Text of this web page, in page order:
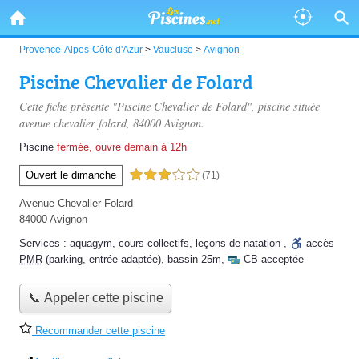
Provence-Alpes-Côte d'Azur > Vaucluse > Avignon
Piscine Chevalier de Folard
Cette fiche présente "Piscine Chevalier de Folard", piscine située
avenue chevalier folard, 84000 Avignon.
Piscine fermée, ouvre demain à 12h
Ouvert le dimanche 3,0 étoiles sur 5 (71)
Avenue Chevalier Folard
84000 Avignon
Services : aquagym, cours collectifs, leçons de natation ,
accès
PMR (parking, entrée adaptée), bassin 25m, CB acceptée
📞 Appeler cette piscine
Recommander cette piscine